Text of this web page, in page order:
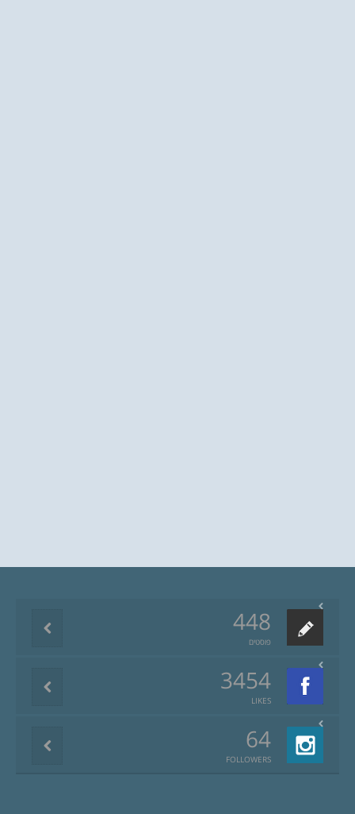
448
פוסטים
3454
LIKES
64
FOLLOWERS